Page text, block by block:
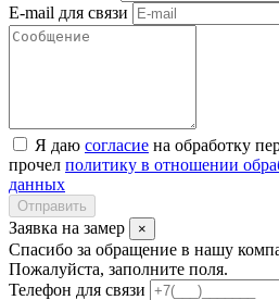
E-mail для связи
Я даю согласие на обработку
прочел политику в отношении
данных
Отправить
Заявка на замер ×
Спасибо за обращение в нашу
Пожалуйста, заполните поля.
Телефон для связи